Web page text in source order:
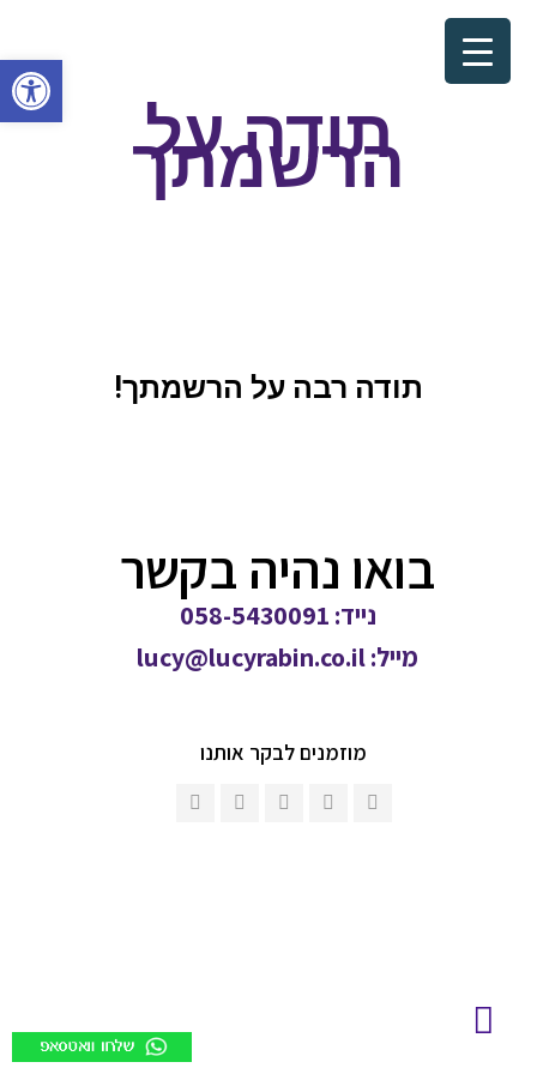
תודה על
הרשמתך
תודה רבה על הרשמתך!
בואו נהיה בקשר
נייד: 058-5430091
מייל:lucy@lucyrabin.co.il
מוזמנים לבקר אותנו
פתח